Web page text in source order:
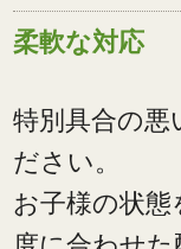
柔軟な対応
特別具合の悪
ださい。
お子様の状